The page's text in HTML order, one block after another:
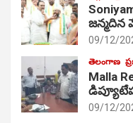
జ‌న్మ‌దిన
09/12/
తెలంగాణ
Malla
09/12/